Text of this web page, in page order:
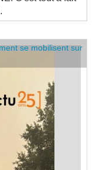
C'est tout à fait
se mobilisent sur